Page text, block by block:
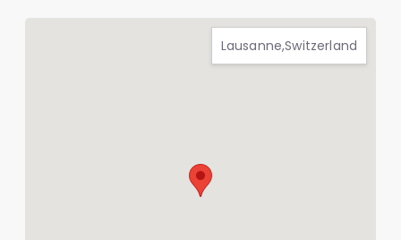
Lausanne,Switzerland